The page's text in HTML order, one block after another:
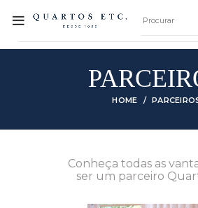
HOME
Conheça todas as
ser um parceiro